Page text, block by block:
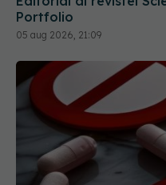
Portfolio
05 aug 2026, 21:09